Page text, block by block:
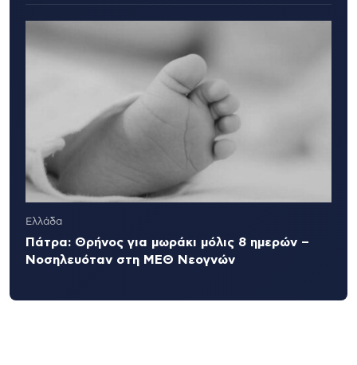
Ελλάδα
Πάτρα: Θρήνος για μωράκι μόλις 8 ημερών –
Νοσηλευόταν στη ΜΕΘ Νεογνών